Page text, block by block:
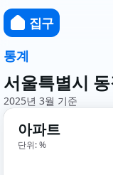
집구
통계
서울특별시
2025년 3월 기준
아파트
단위: %